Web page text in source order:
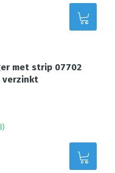
met strip 07702
verzinkt
)